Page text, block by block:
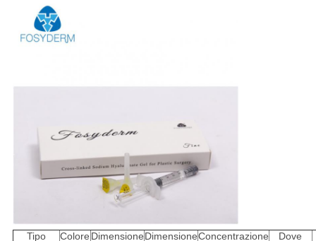
Tipo Colore DimensioneDimensioneConcentrazione
Dove